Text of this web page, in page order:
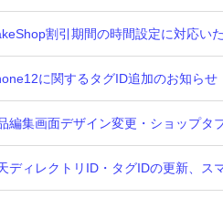
割引期間の時間設定に対応い
に関するタグID追加のお知らせ
編集画面デザイン変更・ショップ
ディレクトリID・タグIDの更新、